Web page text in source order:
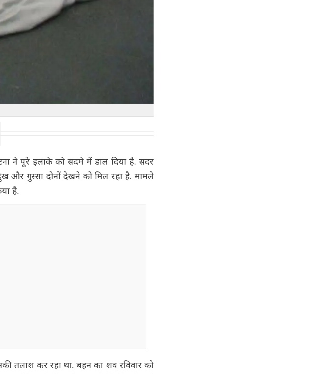
ने पूरे इलाके को सदमे में डाल दिया है. सदर
और गुस्सा दोनों देखने को मिल रहा है. मामले
है.
तलाश कर रहा था. बहन का शव रविवार को